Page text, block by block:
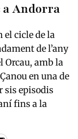
Andorra
el cicle de la
de l’any
Orcau, amb la
en una de
sis episodis
fins a la